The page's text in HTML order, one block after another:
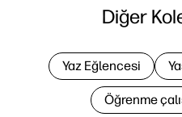
Diğer
Yaz Eğlencesi
Öğrenme